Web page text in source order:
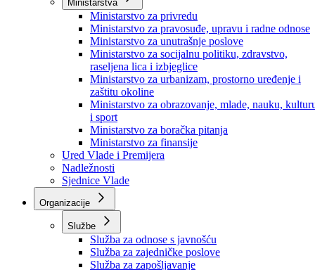
Premijer
Članovi Vlade
Ministarstva
Ministarstvo za privredu
Ministarstvo za pravosuđe, upravu i radne odnose
Ministarstvo za unutrašnje poslove
Ministarstvo za socijalnu politiku, zdravstvo,
raseljena lica i izbjeglice
Ministarstvo za urbanizam, prostorno uređenje i
zaštitu okoline
Ministarstvo za obrazovanje, mlade, nauku,
i sport
Ministarstvo za boračka pitanja
Ministarstvo za finansije
Ured Vlade i Premijera
Nadležnosti
Sjednice Vlade
Organizacije
Službe